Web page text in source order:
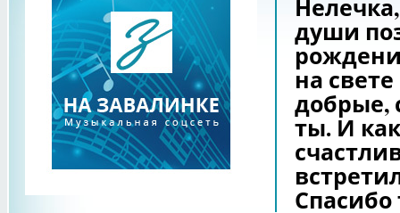
души
на
добрые,
ты. И
Спасибо